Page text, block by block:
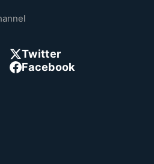
Twitter
Facebook